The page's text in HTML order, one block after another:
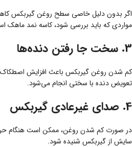
اگر بدون دلیل خاصی سطح روغن گیربکس
مواردی که باید بررسی شود، کاسه نمد ماهک
3. سخت جا رفتن دنده‌ها
کم شدن روغن گیربکس باعث افزایش
تعویض دنده با سختی انجام می‌شود.
4. صدای غیرعادی گیربکس
در صورت کم شدن روغن، ممکن است هنگام
سایش از گیربکس شنیده شود.